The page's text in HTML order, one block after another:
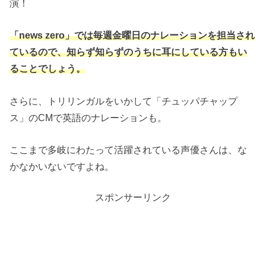
演！
「news zero」では毎週金曜日のナレーションを担当され
ているので、知らず知らずのうちに耳にしている方もい
ることでしょう。
さらに、トリリンガルをいかして「チュッパチャップ
ス」のCMで英語のナレーションも。
ここまで多岐にわたって活躍されている声優さんは、な
かなかいないですよね。
スポンサーリンク